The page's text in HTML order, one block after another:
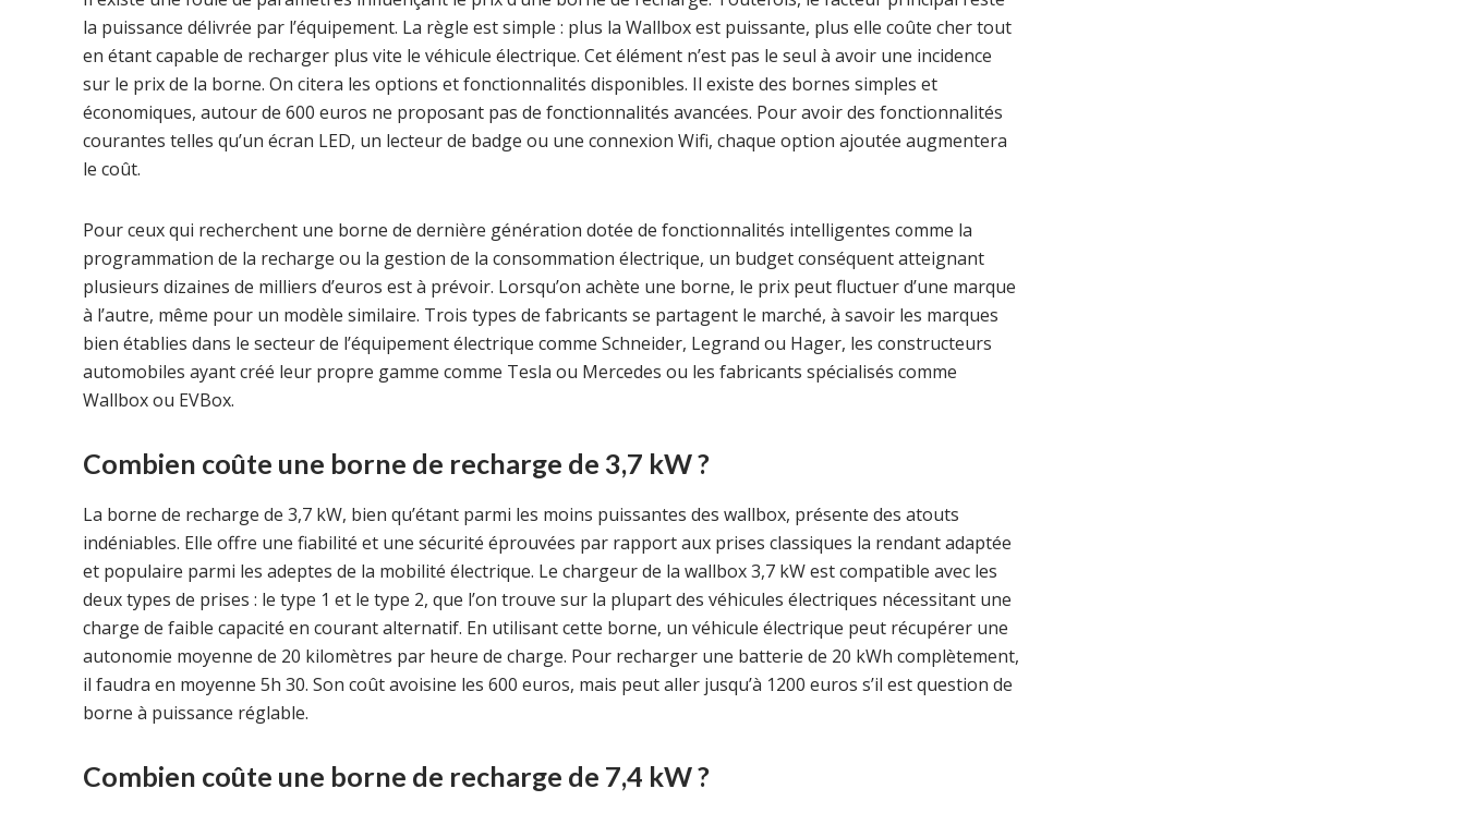
la puissance délivrée par l’équipement. La règle est simple : plus la Wallbox est puissante, plus elle coûte cher tout
en étant capable de recharger plus vite le véhicule électrique. Cet élément n’est pas le seul à avoir une incidence
sur le prix de la borne. On citera les options et fonctionnalités disponibles. Il existe des bornes simples et
économiques, autour de 600 euros ne proposant pas de fonctionnalités avancées. Pour avoir des fonctionnalités
courantes telles qu’un écran LED, un lecteur de badge ou une connexion Wifi, chaque option ajoutée augmentera
le coût.
Pour ceux qui recherchent une borne de dernière génération dotée de fonctionnalités intelligentes comme la
programmation de la recharge ou la gestion de la consommation électrique, un budget conséquent atteignant
plusieurs dizaines de milliers d’euros est à prévoir. Lorsqu’on achète une borne, le prix peut fluctuer d’une marque
à l’autre, même pour un modèle similaire. Trois types de fabricants se partagent le marché, à savoir les marques
bien établies dans le secteur de l’équipement électrique comme Schneider, Legrand ou Hager, les constructeurs
automobiles ayant créé leur propre gamme comme Tesla ou Mercedes ou les fabricants spécialisés comme
Wallbox ou EVBox.
Combien coûte une borne de recharge de 3,7 kW ?
La borne de recharge de 3,7 kW, bien qu’étant parmi les moins puissantes des wallbox, présente des atouts
indéniables. Elle offre une fiabilité et une sécurité éprouvées par rapport aux prises classiques la rendant adaptée
et populaire parmi les adeptes de la mobilité électrique. Le chargeur de la wallbox 3,7 kW est compatible avec les
deux types de prises : le type 1 et le type 2, que l’on trouve sur la plupart des véhicules électriques nécessitant une
charge de faible capacité en courant alternatif. En utilisant cette borne, un véhicule électrique peut récupérer une
autonomie moyenne de 20 kilomètres par heure de charge. Pour recharger une batterie de 20 kWh complètement,
il faudra en moyenne 5h 30. Son coût avoisine les 600 euros, mais peut aller jusqu’à 1200 euros s’il est question de
borne à puissance réglable.
Combien coûte une borne de recharge de 7,4 kW ?